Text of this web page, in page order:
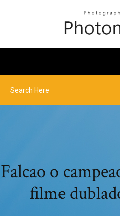
Falcao o
filme